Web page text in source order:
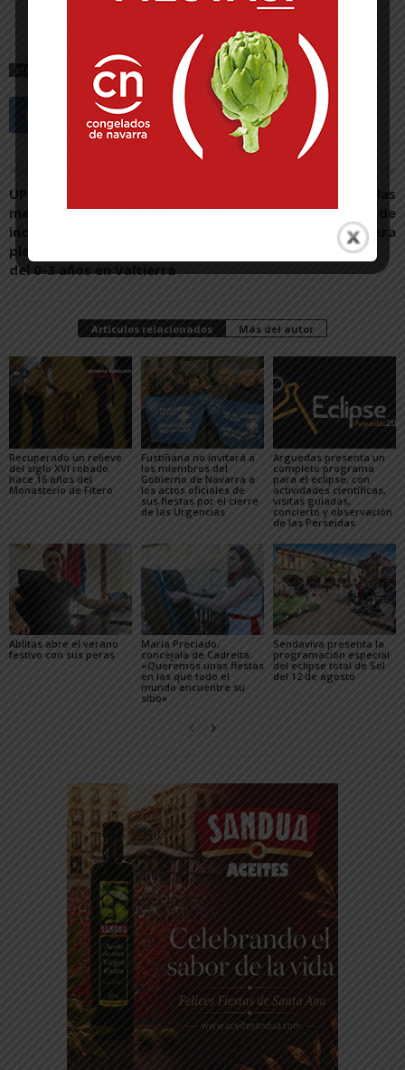
ARGUEDAS
Artículo anterior
UPN pide que se adopten
medidas ante el
incumplimiento de los
plazos en la construcción
del 0-3 años en Valtierra
Artículo siguiente
Presentadas las
“fotografías” de salud de
la población de la Ribera
Artículos relacionados Más del autor
Recuperado un relieve
del siglo XVI robado
hace 16 años del
Monasterio de Fitero
Fustiñana no invitará a
los miembros del
Gobierno de Navarra a
los actos oficiales de
sus fiestas por el cierre
de las Urgencias
Arguedas presenta un
completo programa
para el eclipse, con
actividades científicas,
visitas guiadas,
concierto y observación
de las Perseidas
Ablitas abre el verano
festivo con sus peras
María Preciado,
concejala de Cadreita:
«Queremos unas fiestas
en las que todo el
mundo encuentre su
sitio»
Sendaviva presenta la
programación especial
del eclipse total de Sol
del 12 de agosto